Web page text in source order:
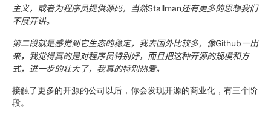
主义，或者为程序员提供源码，当然Stallman还有更多的思想我们
不展开讲。
第二段就是感觉到它生态的稳定，我去国外比较多，像Github一出
来，我觉得真的是对程序员特别好，而且把这种开源的规模和方
式，进一步的壮大了，我真的特别热爱。
接触了更多的开源的公司以后，你会发现开源的商业化，有三个阶
段。